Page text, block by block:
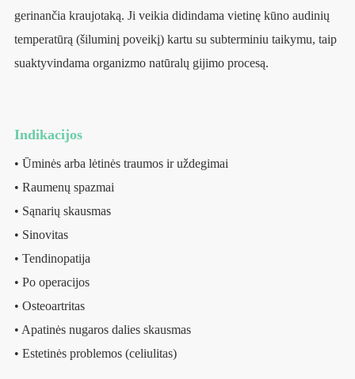
gerinančia kraujotaką. Ji veikia didindama vietinę kūno audinių
temperatūrą (šiluminį poveikį) kartu su subterminiu taikymu, taip
suaktyvindama organizmo natūralų gijimo procesą.
Indikacijos
• Ūminės arba lėtinės traumos ir uždegimai
• Raumenų spazmai
• Sąnarių skausmas
• Sinovitas
• Tendinopatija
• Po operacijos
• Osteoartritas
• Apatinės nugaros dalies skausmas
• Estetinės problemos (celiulitas)